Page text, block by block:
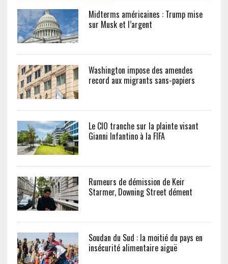
Midterms américaines : Trump mise
sur Musk et l’argent
Washington impose des amendes
record aux migrants sans-papiers
Le CIO tranche sur la plainte visant
Gianni Infantino à la FIFA
Rumeurs de démission de Keir
Starmer, Downing Street dément
Soudan du Sud : la moitié du pays en
insécurité alimentaire aiguë